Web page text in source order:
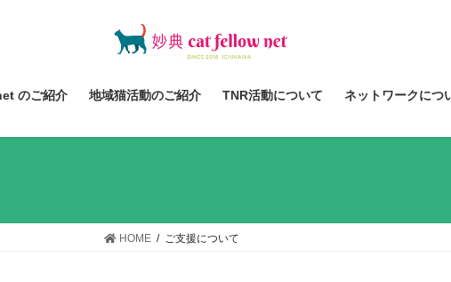
ツ
ス
シ
ン
のご紹介 地域猫活動のご紹介 TNR活動について ネットワークにつ
HOME ご支援について